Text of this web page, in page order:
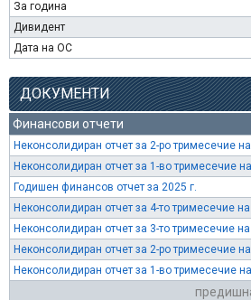
За година
Дивидент
Дата на ОС
ДОКУМЕНТИ
Финансови отчети
Неконсолидиран отчет за 2-ро тримесечие
Неконсолидиран отчет за 1-во тримесечие
Годишен финансов отчет за 2025 г.
Неконсолидиран отчет за 4-то тримесечие на
Неконсолидиран отчет за 3-то тримесечие на
Неконсолидиран отчет за 2-ро тримесечие
Неконсолидиран отчет за 1-во тримесечие